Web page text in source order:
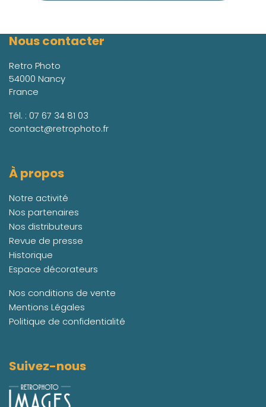
Nous contacter
Retro Photo
54000 Nancy
France
Tél. : 07 67 34 81 03
contact@retrophoto.fr
À propos
Notre activité
Nos partenaires
Nos distributeurs
Revue de presse
Historique
Espace décorateurs
Nos conditions de vente
Mentions Légales
Politique de confidentialité
Suivez-nous